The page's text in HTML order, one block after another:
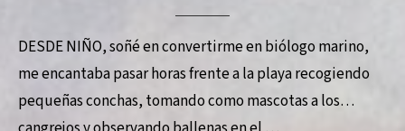
DESDE NIÑO, soñé en convertirme en biólogo marino,
me encantaba pasar horas frente a la playa recogiendo
pequeñas conchas, tomando como mascotas a los